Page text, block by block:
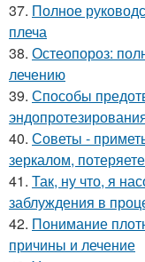
37. Полное
плеча
38. Остеопороз:
лечению
39. Способы
40. Советы -
зеркалом,
41. Так, ну что, я
заблуждения в
42. Понимание
причины и лечение